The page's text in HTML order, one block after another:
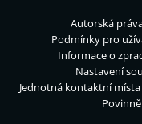
Autorská
Podmínky pro
Informace o
Nastavení
Jednotná kontaktní